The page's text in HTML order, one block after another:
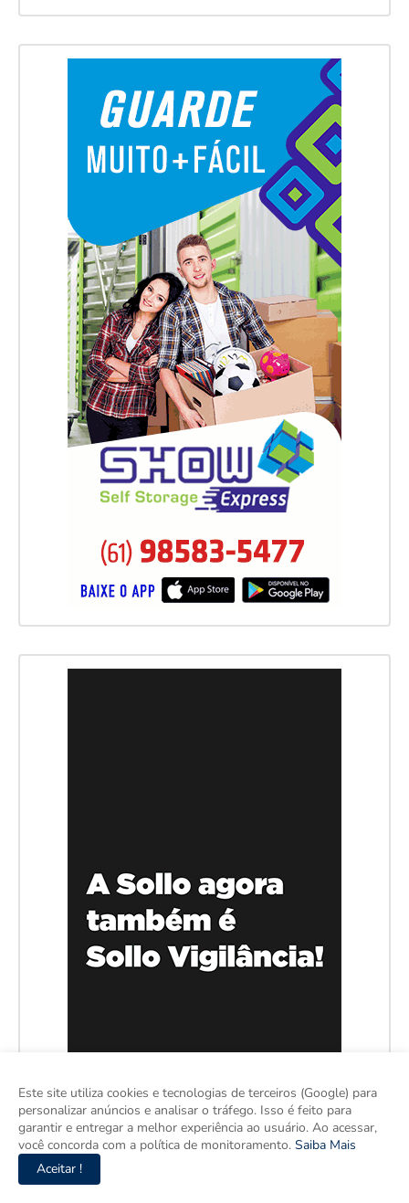
Este site utiliza cookies e tecnologias de terceiros (Google) para
personalizar anúncios e analisar o tráfego. Isso é feito para
garantir e entregar a melhor experiência ao usuário. Ao acessar,
você concorda com a política de monitoramento. Saiba Mais
Aceitar !